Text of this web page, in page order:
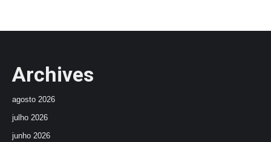
Archives
agosto 2026
julho 2026
junho 2026